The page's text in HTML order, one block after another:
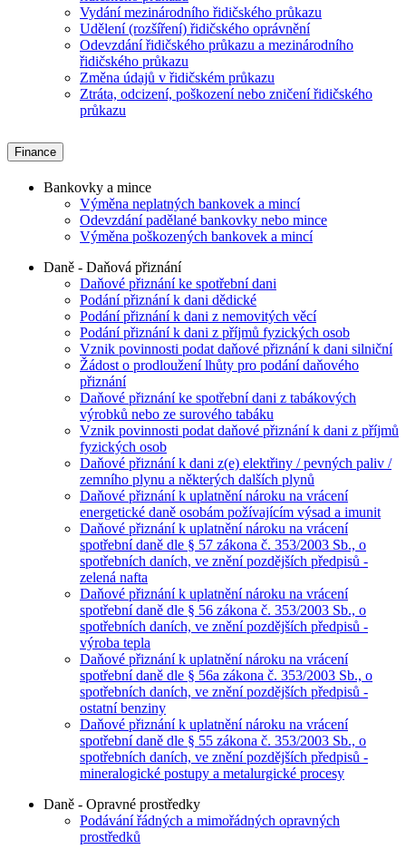
Vydání mezinárodního řidičského průkazu
Udělení (rozšíření) řidičského oprávnění
Odevzdání řidičského průkazu a mezinárodního
řidičského průkazu
Změna údajů v řidičském průkazu
Ztráta, odcizení, poškození nebo zničení řidičského
průkazu
Finance
Bankovky a mince
Výměna neplatných bankovek a mincí
Odevzdání padělané bankovky nebo mince
Výměna poškozených bankovek a mincí
Daně - Daňová přiznání
Daňové přiznání ke spotřební dani
Podání přiznání k dani dědické
Podání přiznání k dani z nemovitých věcí
Podání přiznání k dani z příjmů fyzických osob
Vznik povinnosti podat daňové přiznání k dani silniční
Žádost o prodloužení lhůty pro podání daňového
přiznání
Daňové přiznání ke spotřební dani z tabákových
výrobků nebo ze surového tabáku
Vznik povinnosti podat daňové přiznání k dani z příjmů
fyzických osob
Daňové přiznání k dani z(e) elektřiny / pevných paliv /
zemního plynu a některých dalších plynů
Daňové přiznání k uplatnění nároku na vrácení
energetické daně osobám požívajícím výsad a imunit
Daňové přiznání k uplatnění nároku na vrácení
spotřební daně dle § 57 zákona č. 353/2003 Sb., o
spotřebních daních, ve znění pozdějších předpisů -
zelená nafta
Daňové přiznání k uplatnění nároku na vrácení
spotřební daně dle § 56 zákona č. 353/2003 Sb., o
spotřebních daních, ve znění pozdějších předpisů -
výroba tepla
Daňové přiznání k uplatnění nároku na vrácení
spotřební daně dle § 56a zákona č. 353/2003 Sb., o
spotřebních daních, ve znění pozdějších předpisů -
ostatní benziny
Daňové přiznání k uplatnění nároku na vrácení
spotřební daně dle § 55 zákona č. 353/2003 Sb., o
spotřebních daních, ve znění pozdějších předpisů -
mineralogické postupy a metalurgické procesy
Daně - Opravné prostředky
Podávání řádných a mimořádných opravných
prostředků